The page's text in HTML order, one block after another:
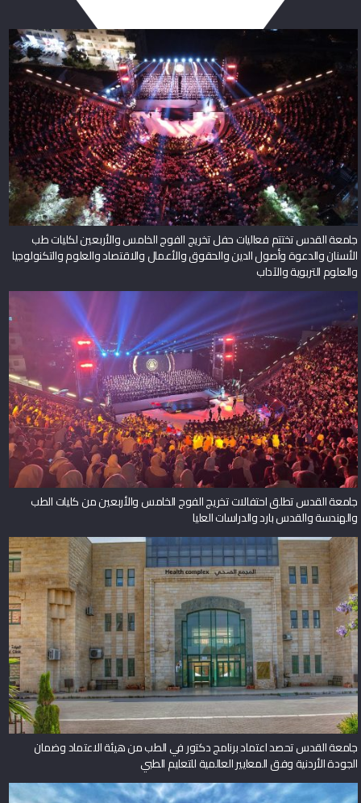
جامعة القدس تختتم فعاليات حفل تخريج الفوج الخامس والأربعين لكليات طب
الأسنان والدعوة وأصول الدين والحقوق والأعمال والاقتصاد والعلوم والتكنولوجيا
والعلوم التربوية والآداب
جامعة القدس تطلق احتفالات تخريج الفوج الخامس والأربعين من كليات الطب
والهندسة والقدس بارد والدراسات العليا
جامعة القدس تحصد اعتماد برنامج دكتور في الطب من هيئة الاعتماد وضمان
الجودة الأردنية وفق المعايير العالمية للتعليم الطبي